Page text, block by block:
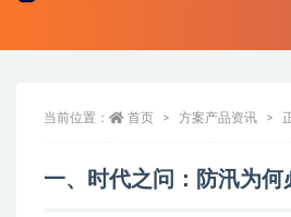
当前位置： 首页 方案产品资讯
一、时代之问：防汛为何